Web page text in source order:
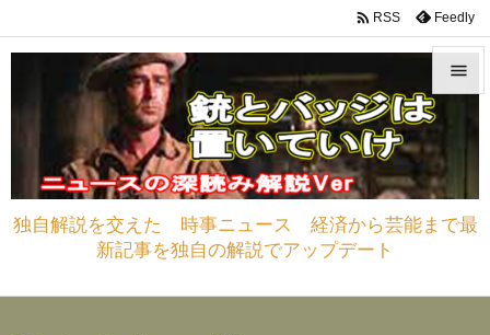
独自解説を交えた 時事ニュース 経済から芸能まで最
新記事を独自の解説でアップデート


サイド


 RSS Feedly